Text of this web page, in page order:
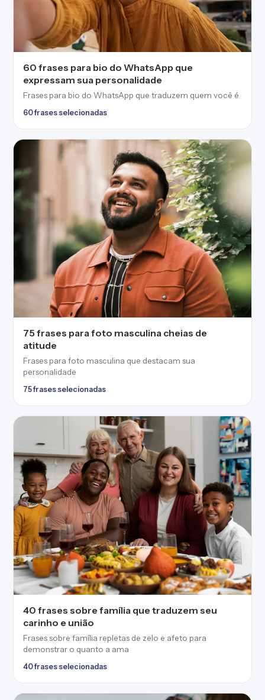
60 frases para bio do WhatsApp que
expressam sua personalidade
Frases para bio do WhatsApp que traduzem quem você é
60 frases selecionadas
75 frases para foto masculina cheias de
atitude
Frases para foto masculina que destacam sua
personalidade
75 frases selecionadas
40 frases sobre família que traduzem seu
carinho e união
Frases sobre família repletas de zelo e afeto para
demonstrar o quanto a ama
40 frases selecionadas